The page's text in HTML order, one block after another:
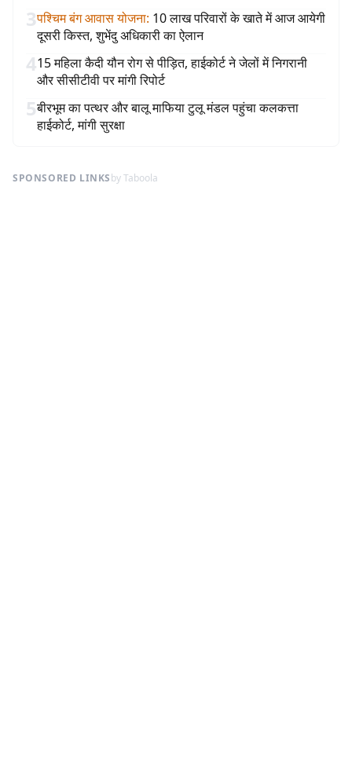
3पश्चिम बंग आवास योजना: 10 लाख परिवारों के खाते में आज आयेगी
दूसरी किस्त, शुभेंदु अधिकारी का ऐलान
415 महिला कैदी यौन रोग से पीड़ित, हाईकोर्ट ने जेलों में निगरानी
और सीसीटीवी पर मांगी रिपोर्ट
5बीरभूम का पत्थर और बालू माफिया टुलू मंडल पहुंचा कलकत्ता
हाईकोर्ट, मांगी सुरक्षा
SPONSORED LINKSby Taboola